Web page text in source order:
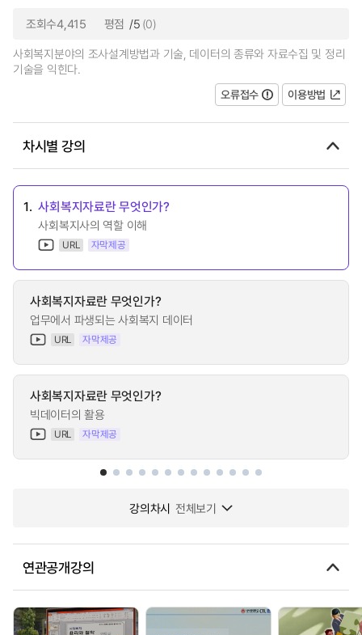
조회수4,415 평점 /5 (0)
사회복지분야의 조사설계방법과 기술, 데이터의 종류와 자료수집 및 정리
기술을 익힌다.
오류접수
이용방법
차시별 강의
1. 사회복지자료란 무엇인가?
사회복지사의 역할 이해
URL 자막제공
사회복지자료란 무엇인가?
업무에서 파생되는 사회복지 데이터
URL 자막제공
사회복지자료란 무엇인가?
빅데이터의 활용
URL 자막제공
강의차시 전체보기
연관공개강의